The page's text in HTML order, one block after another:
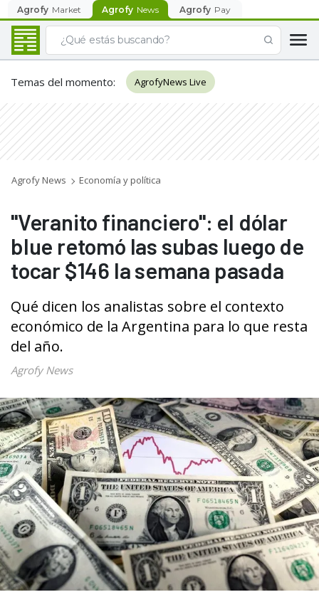
Agrofy Market Agrofy News Agrofy Pay
Temas del momento: AgrofyNews Live
Agrofy News Economía y política
"Veranito financiero": el dólar
blue retomó las subas luego de
tocar $146 la semana pasada
Qué dicen los analistas sobre el contexto
económico de la Argentina para lo que resta
del año.
Agrofy News